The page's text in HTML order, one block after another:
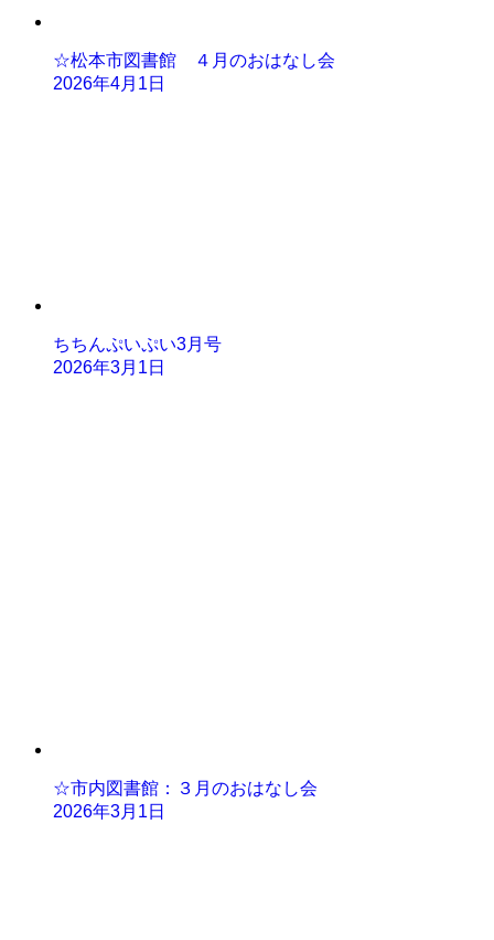
☆松本市図書館 ４月のおはなし会
2026年4月1日
ちちんぷいぷい3月号
2026年3月1日
☆市内図書館：３月のおはなし会
2026年3月1日